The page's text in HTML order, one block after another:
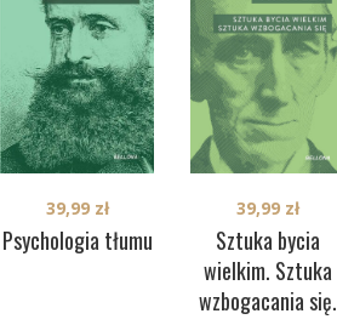
Psychologia tłumu
39,99 zł
Sztuka bycia
wielkim. Sztuka
wzbogacania się.
39,99 zł